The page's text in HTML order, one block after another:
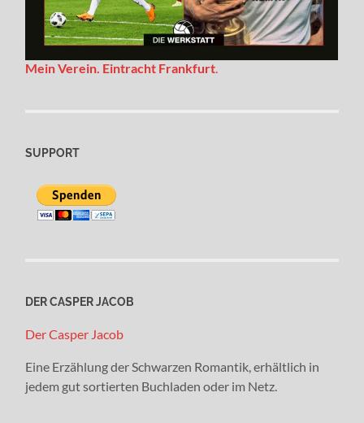
Mein Verein. Eintracht Frankfurt.
SUPPORT
DER CASPER JACOB
Der Casper Jacob
Eine Erzählung der Schwarzen Romantik, erhältlich in
jedem gut sortierten Buchladen oder im Netz.